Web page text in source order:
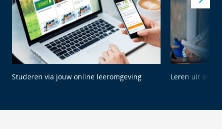
Studeren via jouw online leeromgeving Leren uit